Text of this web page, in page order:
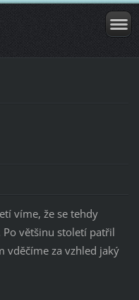
víme, že se tehdy
většinu století patřil
vděčíme za vzhled jaký